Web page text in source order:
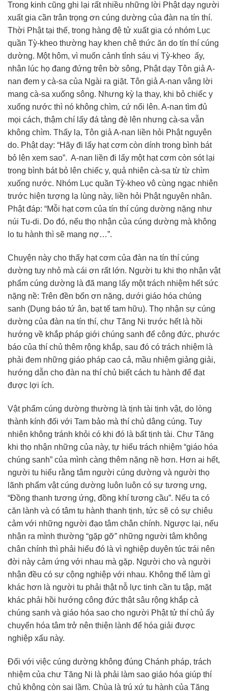
Trong kinh cũng ghi lại rất nhiều những lời Phật dạy người
xuất gia cần trân trọng ơn cúng dường của đàn na tín thí.
Thời Phật tại thế, trong hàng đệ tử xuất gia có nhóm Lục
quần Tỳ-kheo thường hay khen chê thức ăn do tín thí cúng
dường. Một hôm, vì muốn cảnh tỉnh sáu vị Tỳ-kheo ấy,
nhân lúc họ đang đứng trên bờ sông, Phật dạy Tôn giả A-
nan đem y cà-sa của Ngài ra giặt. Tôn giả A-nan vâng lời
mang cà-sa xuống sông. Nhưng kỳ lạ thay, khi bỏ chiếc y
xuống nước thì nó không chìm, cứ nổi lên. A-nan tìm đủ
mọi cách, thậm chí lấy đá tảng đè lên nhưng cà-sa vẫn
không chìm. Thấy lạ, Tôn giả A-nan liền hỏi Phật nguyên
do. Phật dạy: “Hãy đi lấy hạt cơm còn dính trong bình bát
bỏ lên xem sao”. A-nan liền đi lấy một hạt cơm còn sót lại
trong bình bát bỏ lên chiếc y, quả nhiên cà-sa từ từ chìm
xuống nước. Nhóm Lục quần Tỳ-kheo vô cùng ngạc nhiên
trước hiện tượng lạ lùng này, liền hỏi Phật nguyên nhân.
Phật đáp: “Mỗi hạt cơm của tín thí cúng dường nặng như
núi Tu-di. Do đó, nếu thọ nhận của cúng dường mà không
lo tu hành thì sẽ mang nợ…”.
Chuyện này cho thấy hạt cơm của đàn na tín thí cúng
dường tuy nhỏ mà cái ơn rất lớn. Người tu khi thọ nhận vật
phẩm cúng dường là đã mang lấy một trách nhiệm hết sức
nặng nề: Trên đền bốn ơn nặng, dưới giáo hóa chúng
sanh (Dụng báo tứ ân, bạt tế tam hữu). Thọ nhận sự cúng
dường của đàn na tín thí, chư Tăng Ni trước hết là hồi
hướng về khắp pháp giới chúng sanh để công đức, phước
báo của thí chủ thêm rộng khắp, sau đó có trách nhiệm là
phải đem những giáo pháp cao cả, mầu nhiệm giảng giải,
hướng dẫn cho đàn na thí chủ biết cách tu hành để đạt
được lợi ích.
Vật phẩm cúng dường thường là tịnh tài tịnh vật, do lòng
thành kính đối với Tam bảo mà thí chủ dâng cúng. Tuy
nhiên không tránh khỏi có khi đó là bất tịnh tài. Chư Tăng
khi thọ nhận những của này, tự hiểu trách nhiệm “giáo hóa
chúng sanh” của mình càng thêm nặng nề hơn. Hơn ai hết,
người tu hiểu rằng tâm người cúng dường và người thọ
lãnh phẩm vật cúng dường luôn luôn có sự tương ưng,
“Đồng thanh tương ứng, đồng khí tương cầu”. Nếu ta có
căn lành và có tâm tu hành thanh tịnh, tức sẽ có sự chiêu
cảm với những người đạo tâm chân chính. Ngược lại, nếu
nhận ra mình thường “gặp gỡ” những người tâm không
chân chính thì phải hiểu đó là vì nghiệp duyên túc trái nên
đời này cảm ứng với nhau mà gặp. Người cho và người
nhận đều có sự cộng nghiệp với nhau. Không thể làm gì
khác hơn là người tu phải thật nỗ lực tinh cần tu tập, mặt
khác phải hồi hướng công đức thật sâu rộng khắp cả
chúng sanh và giáo hóa sao cho người Phật tử thí chủ ấy
chuyển hóa tâm trở nên thiện lành để hóa giải được
nghiệp xấu này.
Đối với việc cúng dường không đúng Chánh pháp, trách
nhiệm của chư Tăng Ni là phải làm sao giáo hóa giúp thí
chủ không còn sai lầm. Chùa là trú xứ tu hành của Tăng